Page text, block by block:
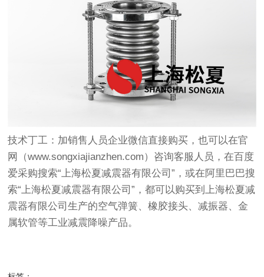
技术丁工：加销售人员企业微信直接购买，也可以在官
网（www.songxiajianzhen.com）咨询客服人员，在百度
爱采购搜索“上海松夏减震器有限公司”，或在阿里巴巴搜
索“上海松夏减震器有限公司”，都可以购买到上海松夏减
震器有限公司生产的空气弹簧、橡胶接头、减振器、金
属软管等工业减震降噪产品。